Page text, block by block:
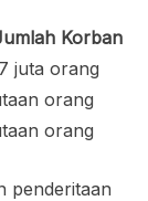
Korban
juta orang
orang
orang
penderitaan